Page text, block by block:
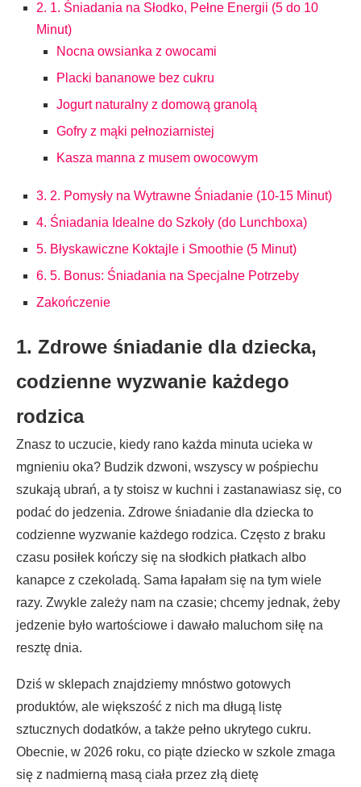
2. 1. Śniadania na Słodko, Pełne Energii (5 do 10
Minut)
Nocna owsianka z owocami
Placki bananowe bez cukru
Jogurt naturalny z domową granolą
Gofry z mąki pełnoziarnistej
Kasza manna z musem owocowym
3. 2. Pomysły na Wytrawne Śniadanie (10-15 Minut)
4. Śniadania Idealne do Szkoły (do Lunchboxa)
5. Błyskawiczne Koktajle i Smoothie (5 Minut)
6. 5. Bonus: Śniadania na Specjalne Potrzeby
Zakończenie
1. Zdrowe śniadanie dla dziecka,
codzienne wyzwanie każdego
rodzica
Znasz to uczucie, kiedy rano każda minuta ucieka w
mgnieniu oka? Budzik dzwoni, wszyscy w pośpiechu
szukają ubrań, a ty stoisz w kuchni i zastanawiasz się, co
podać do jedzenia. Zdrowe śniadanie dla dziecka to
codzienne wyzwanie każdego rodzica. Często z braku
czasu posiłek kończy się na słodkich płatkach albo
kanapce z czekoladą. Sama łapałam się na tym wiele
razy. Zwykle zależy nam na czasie; chcemy jednak, żeby
jedzenie było wartościowe i dawało maluchom siłę na
resztę dnia.
Dziś w sklepach znajdziemy mnóstwo gotowych
produktów, ale większość z nich ma długą listę
sztucznych dodatków, a także pełno ukrytego cukru.
Obecnie, w 2026 roku, co piąte dziecko w szkole zmaga
się z nadmierną masą ciała przez złą dietę